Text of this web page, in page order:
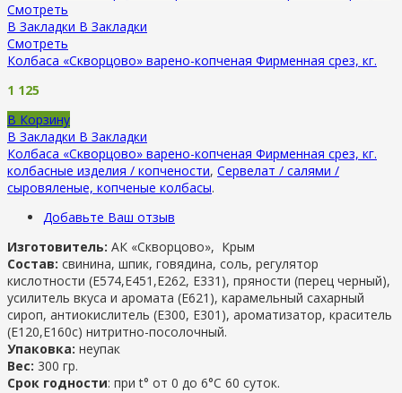
Смотреть
В Закладки В Закладки
Смотреть
Колбаса «Скворцово» варено-копченая Фирменная срез, кг.
1 125
В Корзину
В Закладки В Закладки
Колбаса «Скворцово» варено-копченая Фирменная срез, кг.
колбасные изделия / копчености, Сервелат / салями /
сыровяленые, копченые колбасы.
Добавьте Ваш отзыв
Изготовитель: АК «Скворцово», Крым
Состав: свинина, шпик, говядина, соль, регулятор
кислотности (Е574,Е451,Е262, Е331), пряности (перец черный),
усилитель вкуса и аромата (Е621), карамельный сахарный
сироп, антиокислитель (Е300, Е301), ароматизатор, краситель
(Е120,Е160с) нитритно-посолочный.
Упаковка: неупак
Вес: 300 гр.
Срок годности: при t° от 0 до 6°С 60 суток.